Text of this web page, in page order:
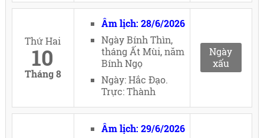
Thứ Hai
10
Tháng 8
Âm lịch: 28/6/2026
Ngày Bính Thìn,
tháng Ất Mùi, năm
Bính Ngọ
Ngày: Hắc Đạo.
Trực: Thành
Ngày
xấu
Âm lịch: 29/6/2026